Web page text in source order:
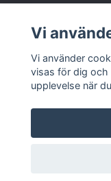
Sociala medier
Vi
Vi använder
visas för dig och
upplevelse när